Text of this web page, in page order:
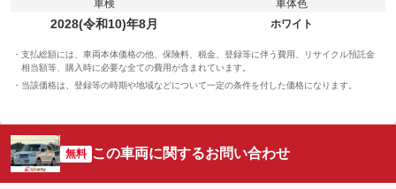
車検
2028(令和10)年8月
車体色
ホワイト
支払総額には、車両本体価格の他、保険料、税金、登録等に伴う費用、リサイクル預託金
相当額等、購入時に必要な全ての費用が含まれています。
当該価格は、登録等の時期や地域などについて一定の条件を付した価格になります。
無料 この車両に関するお問い合わせ